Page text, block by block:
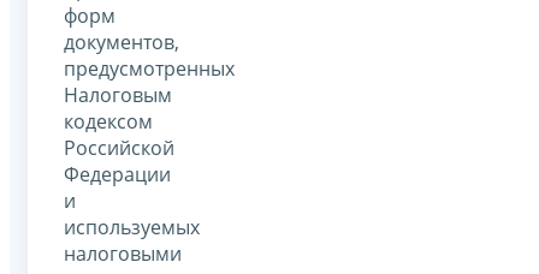
форм
документов,
предусмотренных
Налоговым
кодексом
Российской
Федерации
и
используемых
налоговыми